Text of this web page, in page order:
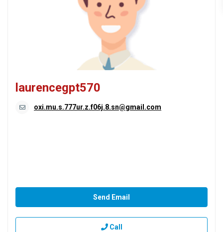
laurencegpt570
oxi.mu.s.777ur.z.f06j.8.sn@gmail.com
Send Email
Call